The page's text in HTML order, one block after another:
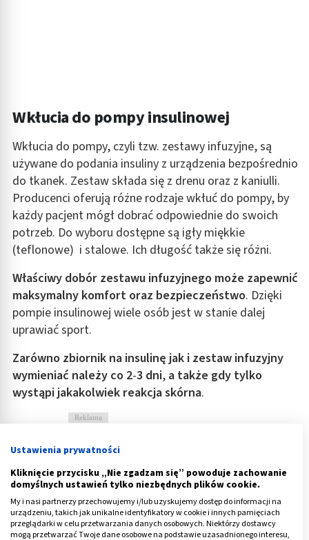
Wkłucia do pompy insulinowej
Wkłucia do pompy, czyli tzw. zestawy infuzyjne, są
używane do podania insuliny z urządzenia bezpośrednio
do tkanek. Zestaw składa się z drenu oraz z kaniulli.
Producenci oferują różne rodzaje wkłuć do pompy, by
każdy pacjent mógł dobrać odpowiednie do swoich
potrzeb. Do wyboru dostępne są igły miękkie
(teflonowe) i stalowe. Ich długość także się różni.
Właściwy dobór zestawu infuzyjnego może zapewnić
maksymalny komfort oraz bezpieczeństwo. Dzięki
pompie insulinowej wiele osób jest w stanie dalej
uprawiać sport.
Zarówno zbiornik na insulinę jak i zestaw infuzyjny
wymieniać należy co 2-3 dni, a także gdy tylko
wystąpi jakakolwiek reakcja skórna.
Reklama
Ustawienia prywatności
Kliknięcie przycisku „Nie zgadzam się” powoduje zachowanie
domyślnych ustawień tylko niezbędnych plików cookie.
My i nasi partnerzy przechowujemy i/lub uzyskujemy dostęp do informacji na
urządzeniu, takich jak unikalne identyfikatory w cookie i innych pamięciach
przeglądarki w celu przetwarzania danych osobowych. Niektórzy dostawcy
mogą przetwarzać Twoje dane osobowe na podstawie uzasadnionego interesu,